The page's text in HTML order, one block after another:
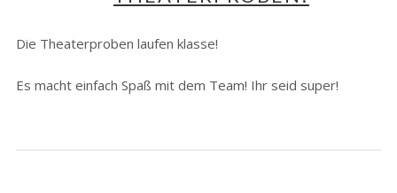
Die Theaterproben laufen klasse!
Es macht einfach Spaß mit dem Team! Ihr seid super!